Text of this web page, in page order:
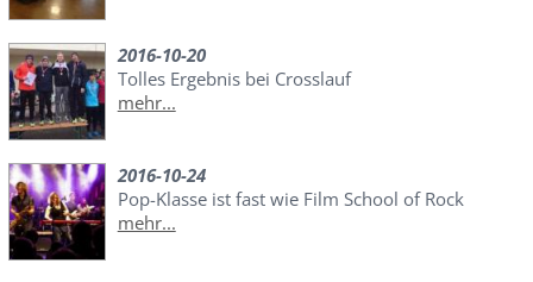
2016-10-20
Tolles Ergebnis bei Crosslauf
mehr...
2016-10-24
Pop-Klasse ist fast wie Film School of Rock
mehr...